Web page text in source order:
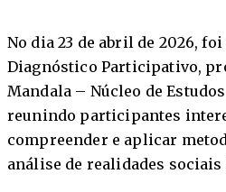
No dia 23 de abril de 2026,
Diagnóstico Participativo,
Mandala – Núcleo de
reunindo participantes
compreender e aplicar
análise de realidades